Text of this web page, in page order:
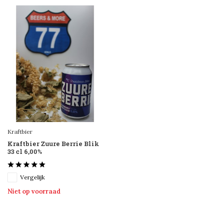
Kraftbier
Kraftbier Zuure Berrie Blik
33 cl 6,00%
Vergelijk
Niet op voorraad